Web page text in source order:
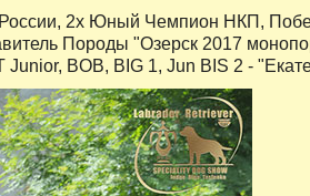
2х Юный Чемпион НКП,
Породы "Озерск 2017
Junior, BOB, BIG 1, Jun BIS 2 -